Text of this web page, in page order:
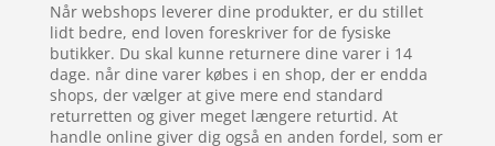
Når webshops leverer dine produkter, er du stillet
lidt bedre, end loven foreskriver for de fysiske
butikker. Du skal kunne returnere dine varer i 14
dage. når dine varer købes i en shop, der er endda
shops, der vælger at give mere end standard
returretten og giver meget længere returtid. At
handle online giver dig også en anden fordel, som er